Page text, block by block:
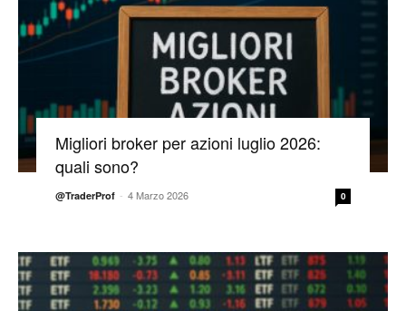
Migliori broker per azioni luglio 2026:
quali sono?
@TraderProf - 4 Marzo 2026 0